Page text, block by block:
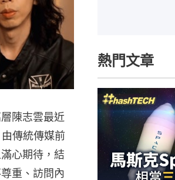
陳志雲最近
傳統傳媒前
心期待，結
重、訪問內
熱門文章